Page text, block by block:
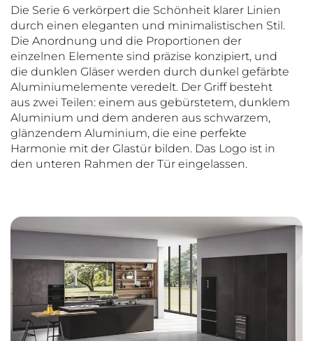
Die Serie 6 verkörpert die Schönheit klarer Linien
durch einen eleganten und minimalistischen Stil.
Die Anordnung und die Proportionen der
einzelnen Elemente sind präzise konzipiert, und
die dunklen Gläser werden durch dunkel gefärbte
Aluminiumelemente veredelt. Der Griff besteht
aus zwei Teilen: einem aus gebürstetem, dunklem
Aluminium und dem anderen aus schwarzem,
glänzendem Aluminium, die eine perfekte
Harmonie mit der Glastür bilden. Das Logo ist in
den unteren Rahmen der Tür eingelassen.